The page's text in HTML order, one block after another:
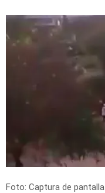
Foto: Captura de pantalla